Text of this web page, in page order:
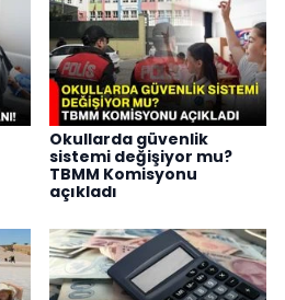
Okullarda güvenlik
sistemi değişiyor mu?
TBMM Komisyonu
açıkladı